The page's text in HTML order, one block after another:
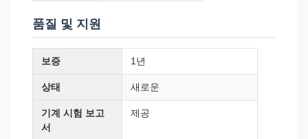
품질 및 지원
보증 1년
상태 새로운
기계 시험 보고
서
제공